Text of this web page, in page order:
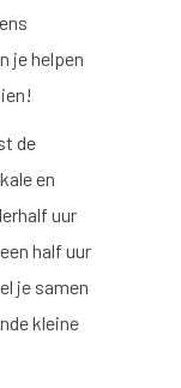
je helpen
de
en
uur
half uur
je samen
kleine